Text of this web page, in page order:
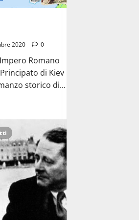
2020 0
Romano
di Kiev
storico di...